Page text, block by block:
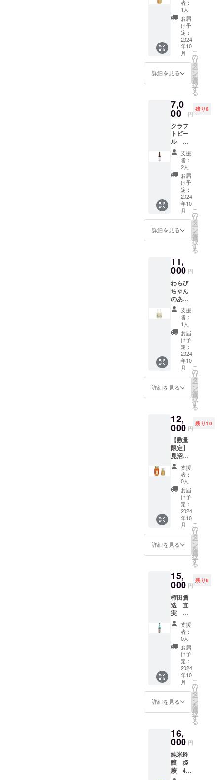
性がご
ざいま
す。 掲
載方
法：文
字の
み、
ニック
ム、イ
ニシャ
意事
項：ご
支援に
際し、
必ず備
考欄に
掲載を
希望さ
れるお
名前を
ご記入
くださ
い。 掲
載を希
望され
合に
は、
し」と
ご記載
くださ
い。
シール
につい
て 現在
デザイ
ンは調
整中で
す。 リ
ターン
用のオ
リジナ
ものを
ご用意
す。 サ
イズは
60ｘ60
㎜の丸
型を想
定して
います
が、変
更の可
能性も
ござい
ます。
予めご
了承く
ださ
い。
希望の
場合に
はお知
らせく
ださ
い。
ホーム
ページ
のレイ
り、掲
載場所
等が変
更にな
る可能
性がご
ざいま
す。 掲
載方
法：文
字の
み、
ニック
ネー
ニシャ
ルな
項：ご
支援に
際し、
必ず備
考欄に
掲載を
希望さ
れるお
名前を
ご記入
くださ
い。 掲
載を希
望され
ない場
は、
「掲載
ご記載
くださ
い。
シール
につい
て 現在
デザイ
ンは調
整中で
す。 リ
ターン
用のオ
リジナ
ルデザ
ご用意
致しま
イズは
60ｘ60
㎜の丸
型を想
定して
います
が、変
更の可
能性も
ござい
ます。
予めご
了承く
ださ
い。
は、
「掲載
希望な
し」と
ご記載
くださ
い。
シール
につい
整中で
す。 リ
ターン
用のオ
リジナ
ルデザ
インの
ものを
ご用意
致しま
す。 サ
イズは
60ｘ60
㎜の丸
型を想
定して
います
ござい
ます。
了承く
ださ
い。
ものを
お届け
いたし
ます。
原産国:
日本 原
材料
名：米
こうじ
（国内
製
赤米
（埼玉
県蓮田
市産）
弊社
ホーム
ページ
へのお
名前掲
載につ
いて 掲
載期
間：
2025年
1月から
5年間掲
載しま
い場
合、掲
載の中
止をご
希望の
場合に
はお知
らせく
ださ
い。
ホーム
ページ
のレイ
アウト
変更等
によ
り、掲
更にな
る可能
ざいま
す。 掲
載方
法：文
字の
み、
ニック
ネー
ム、イ
ニシャ
ルな
ど。 注
項：ご
支援に
考欄に
掲載を
希望さ
れるお
名前を
ご記入
くださ
い。 掲
載を希
望され
ない場
合に
は、
「掲載
希望な
ご記載
くださ
につい
て 現在
デザイ
ンは調
整中で
す。 リ
載しま
す。 掲
載を希
望しな
い場
合、掲
載の中
止をご
希望の
場合に
はお知
ださ
い。
ホーム
ページ
のレイ
アウト
変更等
によ
り、掲
載場所
や配置
等が変
更にな
る可能
性がご
ざいま
す。 掲
載方
法：文
み、
ニック
ネー
ム、イ
ニシャ
ルな
ど。 注
意事
項：ご
支援に
際し、
必ず備
考欄に
掲載を
希望さ
れるお
名前を
載を希
望され
ない場
合に
は、
「掲載
希望な
し」と
ご記載
くださ
い。
シール
につい
て 現在
デザイ
ンは調
整中で
リジナ
ルデザ
ものを
ご用意
致しま
す。 サ
イズは
60ｘ60
㎜の丸
型を想
定して
います
が、変
更の可
ござい
ます。
ださ
い。
ど。 注
意事
項：ご
支援に
際し、
必ず備
考欄に
掲載を
希望さ
れるお
名前を
くださ
い。 掲
載を希
望され
ない場
合に
は、
「掲載
希望な
し」と
ご記載
くださ
い。
シール
につい
て 現在
デザイ
ンは調
整中で
ターン
用のオ
リジナ
ルデザ
インの
ものを
ご用意
致しま
す。 サ
イズは
60ｘ60
㎜の丸
型を想
定して
います
が、変
更の可
能性も
ござい
予めご
了承く
ださ
い。 お
まけに
ついて
埼玉県
産 狭
山茶
宇治抹
茶入り
玄米茶
aburabi
オリジ
ナルブ
レン
ド 60
玄米茶
原材料
名：
（国
産）・
玄米
（国
産）・
抹茶
（国
産） 内
容量：
60ｇ 賞
味期
限：90
日以上
の期間
法：直
射日
温・多
湿の場
所を避
アウト
変更等
によ
り、掲
載場所
や配置
等が変
性がご
ざいま
載方
法：文
字の
み、
ニック
ネー
ム、イ
ニシャ
ルな
ど。 注
意事
項：ご
支援に
際し、
必ず備
考欄に
掲載を
希望さ
れるお
ご記入
くださ
い。 掲
載を希
望され
ない場
合に
は、
「掲載
希望な
し」と
ご記載
くださ
い。
シール
につい
て 現在
デザイ
ンは調
す。 リ
ターン
用のオ
リジナ
ルデザ
インの
ものを
ご用意
致しま
す。 サ
イズは
60ｘ60
㎜の丸
型を想
定して
います
が、変
更の可
能性も
ます。
予めご
了承く
ださ
い。 お
まけに
ついて
埼玉県
産 狭
山茶
宇治抹
茶入り
玄米茶
aburabi
オリジ
ナルブ
レン
茶入り
玄米茶
原材料
名：
（国
産）・
1月から
5年間掲
載しま
す。 掲
載を希
望しな
い場
合、掲
止をご
希望の
らせく
ださ
い。
ホーム
ページ
のレイ
アウト
変更等
によ
り、掲
載場所
や配置
等が変
更にな
ざいま
す。 掲
法：文
字の
み、
ニック
ネー
ム、イ
ニシャ
ルな
ど。 注
意事
項：ご
支援に
際し、
必ず備
考欄に
掲載を
希望さ
れるお
名前を
くださ
い。 掲
載を希
望され
ない場
合に
は、
「掲載
希望な
し」と
ご記載
くださ
い。
シール
につい
て 現在
デザイ
ンは調
整中で
ターン
用のオ
リジナ
ルデザ
インの
ものを
ご用意
致しま
す。 サ
イズは
60ｘ60
㎜の丸
型を想
定して
います
が、変
更の可
能性も
ござい
予めご
了承く
ださ
い。 お
まけに
ついて
5.11㎢
の文字
がデザ
インさ
れてい
ます。
サイズ
はS・
M・L・
XLの4
種類。
ページ
へのお
名前掲
載につ
いて 掲
載期
間：
2025年
1月から
5年間掲
載しま
す。 掲
載を希
望しな
い場
載の中
止をご
はお知
らせく
ださ
い。
ホーム
ページ
のレイ
アウト
変更等
によ
り、掲
載場所
や配置
等が変
性がご
ざいま
載方
法：文
字の
み、
ニック
ネー
ム、イ
ニシャ
ルな
ど。 注
意事
項：ご
支援に
際し、
必ず備
考欄に
掲載を
希望さ
れるお
ご記入
くださ
い。 掲
載を希
望され
ない場
合に
は、
「掲載
希望な
し」と
ご記載
くださ
い。
シール
につい
て 現在
デザイ
ンは調
す。 リ
ターン
用のオ
リジナ
ルデザ
インの
ものを
合わせ
やす
い、
ちょっ
と辛口
のお酒
で、冷
やして
飲むの
酒で
す。 全
土産品
連盟会
長賞を
受賞し
ていま
す。 行
田市の
横田酒
造にて
生産し
ていま
す。 ※
イメー
ジで
付属し
ていま
せん。
純米吟
醸 姫
蕨 品
目：清
酒 内容
量：
720ml
原材料
名：米
（国
産）、
米こう
産米）
精米歩
ルコー
ル分：
15度以
上16度
未満 弊
社ホー
ムペー
ジへの
お名前
掲載に
ついて
掲載期
間：
2025年
1月から
載しま
す。 掲
望しな
い場
合、掲
載の中
止をご
希望の
場合に
はお知
らせく
ださ
い。
ホーム
ページ
のレイ
アウト
変更等
によ
り、掲
載場所
等が変
更にな
る可能
性がご
ざいま
す。 掲
載方
玉県産
のお米
「彩の
きず
な」、
ゆずは
毛呂山
町産の
「桂木
してい
ます。
保存料
や着色
料、香
料を加
えず、
砂糖や
酒粕を
使用し
ていな
い麹の
あまざ
けで
す。 ノ
ンアル
コール
らお年
寄りま
しみい
ただけ
ます。
お米由
来の自
然な甘
さをご
堪能い
ただけ
ます。
暑かっ
たり体
などで
食欲が
手軽に
補給で
きま
す。 夏
は冷や
した
り、ア
イスで
もお楽
しみい
ただけ
ます。
わらび
ちゃん
のあま
は、
2023年
TENAS
HI
Selecti
on」
「埼玉
県新商
品
AWARD
」に入
賞して
いま
す。 わ
らび
ちゃん
プレー
ン 名
まざけ
内容
量：
770ｇ
保存方
法：直
射日光
くりも
の
aburabi
はちみ
つ 国
産非加
熱百花
蜜 300
ｇ
チュー
ブ 送
み お
よび
オリジ
ナル
シー
ル・お
礼状・
弊社
ホーム
ページ
へのお
名前掲
載・お
まけ
（埼玉
県産
狭山
米茶
aburabi
オリジ
ナルブ
レン
ド 60
ｇ）。
見沼田
んぼの
自然の
なかで
育っ
た、そ
の時期
のお花
の蜜の
ブレン
く時期
が移り
ので、
蜜の色
や香り
や味わ
いがそ
の時々
で変
わって
きま
す。 こ
ちら
は、ご
数量と
蜜の生
送時期
が前後
する場
合がご
ざいま
す。 見
沼田ん
ぼから
のおく
りもの
aburabi
はちみ
つ 名
称：は
ちみつ
名：は
ちみつ
300ｇ
保存方
法：直
射日光
や高温
多湿避
者：
1人
お届
け予
定：
2024
年10
月
詳細を見る
こ
の
リ
タ
ー
ン
を
選
択
す
る
7,0
00 円
残り8
クラフ
トビー
ル あ
なたに
会え
て
330ml
ボト
ル 6本
セッ
ト 送
料込
み お
よび
オリジ
ナル
ル・お
礼状・
弊社
ホーム
ページ
へのお
名前掲
載・お
まけ
（埼玉
県産
狭山
茶 宇
治抹茶
入り玄
米茶
aburabi
ド 60
ｇ）。
※20歳未
満の者
による
飲酒は
法令で
禁止さ
れてい
ます。
20歳未
満の方
はこの
リター
ンを選
択でき
ませ
メリカ
ンペー
ル。 親
しい人
への
ちょっ
とした
プレゼ
ントに
使える
よう
に、ラ
ベルに
余白を
メッ
セージ
スペー
スにし
ていま
す。感
謝の気
持ちや
支援
者：
2人
お届
け予
定：
2024
年10
月
詳細を見る
こ
の
リ
タ
ー
ン
を
選
択
す
る
11,
000 円
わらび
ちゃん
のあま
ざけぷ
れーん/
ゆず
770ｇボ
トル
「あま
ざけ
さくら
もち」
「古代
米（赤
米）の
あまざ
770ｇボ
トル
各1本の
計6本
セッ
ト 送
料込
み お
よび
オリジ
ナル
シー
ル・お
礼状・
弊社
ホーム
ページ
玉県産
のお米
「彩の
きず
な」、
ゆずは
毛呂山
町産の
「桂木
ゆず」
の果汁
を使用
してい
ます。
保存料
や着色
料、香
酒粕を
使用し
い麹の
あまざ
けで
支援
者：
1人
お届
け予
定：
2024
年10
月
詳細を見る
こ
の
リ
タ
ー
ン
を
選
択
す
る
12,
000 円
残り10
【数量
限定】
見沼田
んぼか
らのお
くりも
の
aburabi
はちみ
つ 国
産非加
熱百花
蜜
1200ｇ
瓶
+300g
ブ 送
料込
み お
よび
オリジ
ナル
シー
ル・お
礼状・
弊社
ホーム
ページ
へのお
名前掲
載・お
まけ
（埼玉
治抹茶
入り玄
米茶
aburabi
オリジ
ナルブ
支援
者：
0人
お届
け予
定：
2024
年10
月
詳細を見る
こ
の
リ
タ
ー
ン
を
選
択
す
る
15,
000 円
残り6
権田酒
造 直
実 特
別本醸
造 あ
ぶらび
オリジ
ナル
ブルー
ボト
ル
720ml
6本
送料込
み お
よび
ナル
シー
ル・お
礼状・
弊社
ホーム
支援
者：
0人
お届
け予
定：
2024
年10
月
詳細を見る
こ
の
リ
タ
ー
ン
を
選
択
す
る
16,
000 円
純米吟
醸 姫
蕨 4合
瓶